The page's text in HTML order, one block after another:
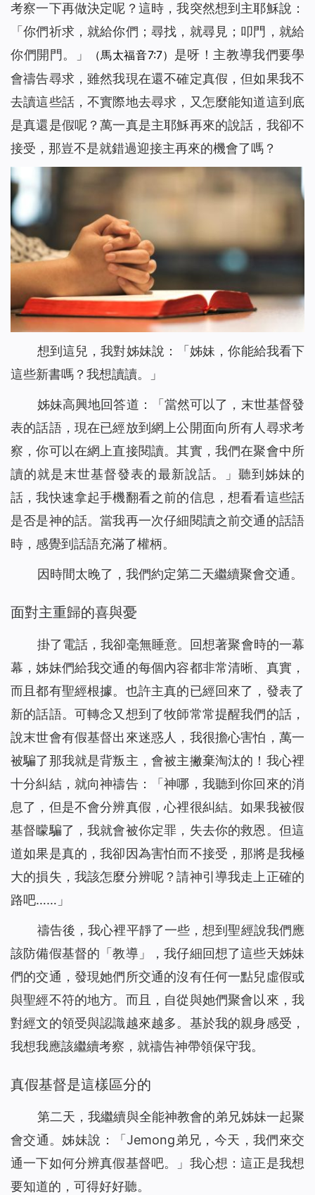
考察一下再做決定呢？這時，我突然想到主耶穌說：
「你們祈求，就給你們；尋找，就尋見；叩門，就給
你們開門。
」 （馬太福音7:7） 是呀！主教導我們要學
會禱告尋求，雖然我現在還不確定真假，但如果我不
去讀這些話，不實際地去尋求，又怎麼能知道這到底
是真還是假呢？萬一真是主耶穌再來的說話，我卻不
接受，那豈不是就錯過迎接主再來的機會了嗎？
想到這兒，我對姊妹說：「姊妹，你能給我看下
這些新書嗎？我想讀讀。」
姊妹高興地回答道：「當然可以了，末世基督發
表的話語，現在已經放到網上公開面向所有人尋求考
察，你可以在網上直接閱讀。其實，我們在聚會中所
讀的就是末世基督發表的最新說話。」聽到姊妹的
話，我快速拿起手機翻看之前的信息，想看看這些話
是否是神的話。當我再一次仔細閱讀之前交通的話語
時，感覺到話語充滿了權柄。
因時間太晚了，我們約定第二天繼續聚會交通。
面對主重歸的喜與憂
掛了電話，我卻毫無睡意。回想著聚會時的一幕
幕，姊妹們給我交通的每個內容都非常清晰、真實，
而且都有聖經根據。也許主真的已經回來了，發表了
新的話語。可轉念又想到了牧師常常提醒我們的話，
說末世會有假基督出來迷惑人，我很擔心害怕，萬一
被騙了那我就是背叛主，會被主撇棄淘汰的！我心裡
十分糾結，就向神禱告：「神哪，我聽到你回來的消
息了，但是不會分辨真假，心裡很糾結。如果我被假
基督矇騙了，我就會被你定罪，失去你的救恩。但這
道如果是真的，我卻因為害怕而不接受，那將是我極
大的損失，我該怎麼分辨呢？請神引導我走上正確的
路吧……」
禱告後，我心裡平靜了一些，想到聖經說我們應
該防備假基督的「教導」，我仔細回想了這些天姊妹
們的交通，發現她們所交通的沒有任何一點兒虛假或
與聖經不符的地方。而且，自從與她們聚會以來，我
對經文的領受與認識越來越多。基於我的親身感受，
我想我應該繼續考察，就禱告神帶領保守我。
真假基督是這樣區分的
第二天，我繼續與全能神教會的弟兄姊妹一起聚
會交通。姊妹說：「Jemong弟兄，今天，我們來交
通一下如何分辨真假基督吧。」我心想：這正是我想
要知道的，可得好好聽。